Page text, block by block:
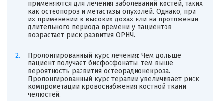
применяются для лечения заболеваний костей, таких
как остеопороз и метастазы опухолей. Однако, при
их применении в высоких дозах или на протяжении
длительного периода времени у пациентов
возрастает риск развития ОРНЧ.
Пролонгированный курс лечения: Чем дольше
пациент получает бисфосфонаты, тем выше
вероятность развития остеорадионекроза.
Пролонгированный курс терапии увеличивает риск
компрометации кровоснабжения костной ткани
челюстей.